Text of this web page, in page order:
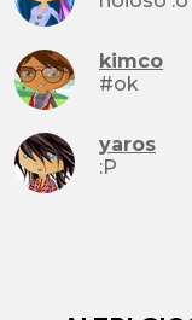
kimco
#ok
yaros
:P